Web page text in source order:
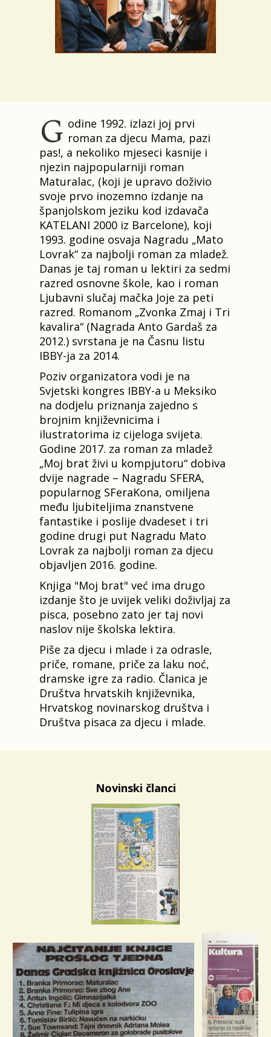
G odine 1992. izlazi joj prvi
roman za djecu Mama, pazi
pas!, a nekoliko mjeseci kasnije i
njezin najpopularniji roman
Maturalac, (koji je upravo doživio
svoje prvo inozemno izdanje na
španjolskom jeziku kod izdavača
KATELANI 2000 iz Barcelone), koji
1993. godine osvaja Nagradu „Mato
Lovrak“ za najbolji roman za mladež.
Danas je taj roman u lektiri za sedmi
razred osnovne škole, kao i roman
Ljubavni slučaj mačka Joje za peti
razred. Romanom „Zvonka Zmaj i Tri
kavalira“ (Nagrada Anto Gardaš za
2012.) svrstana je na Časnu listu
IBBY-ja za 2014.
Poziv organizatora vodi je na
Svjetski kongres IBBY-a u Meksiko
na dodjelu priznanja zajedno s
brojnim književnicima i
ilustratorima iz cijeloga svijeta.
Godine 2017. za roman za mladež
„Moj brat živi u kompjutoru“ dobiva
dvije nagrade – Nagradu SFERA,
popularnog SFeraKona, omiljena
među ljubiteljima znanstvene
fantastike i poslije dvadeset i tri
godine drugi put Nagradu Mato
Lovrak za najbolji roman za djecu
objavljen 2016. godine.
Knjiga "Moj brat" već ima drugo
izdanje što je uvijek veliki doživljaj za
pisca, posebno zato jer taj novi
naslov nije školska lektira.
Piše za djecu i mlade i za odrasle,
priče, romane, priče za laku noć,
dramske igre za radio. Članica je
Društva hrvatskih književnika,
Hrvatskog novinarskog društva i
Društva pisaca za djecu i mlade.
Novinski članci